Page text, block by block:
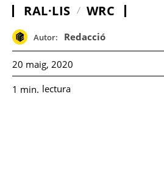
RAL·LIS WRC
Autor: Redacció
20 maig, 2020
1 min. lectura